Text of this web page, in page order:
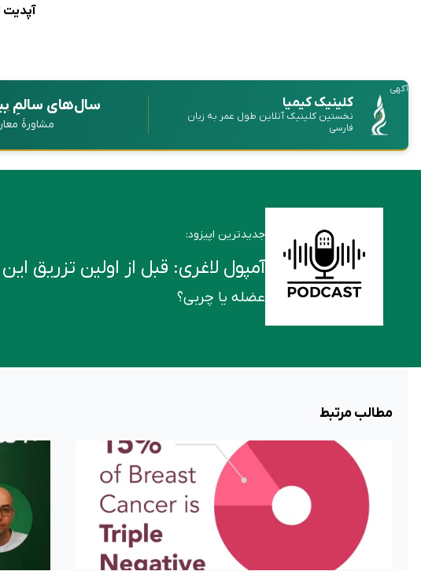
آپدیت
آگهی
کلینیک کیمیا
نخستین کلینیک آنلاین طول عمر به زبان
فارسی
سال‌های سالمِ
مشاورهٔ معارفهٔ ۱۵ دقیقه‌ای
جدیدترین اپیزود:
آمپول لاغری: قبل از اولین تزریق این ۶ نکته را بدانید
عضله یا چربی؟
مطالب مرتبط